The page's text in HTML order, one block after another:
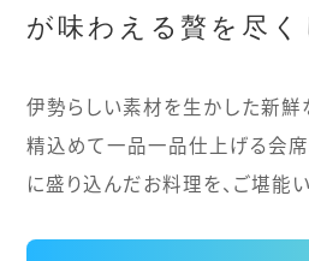
が味わえる 贅を尽く
伊勢らしい素材を生かした新鮮
精込めて一品一品仕上げる会席
に盛り込んだお料理を、ご堪能